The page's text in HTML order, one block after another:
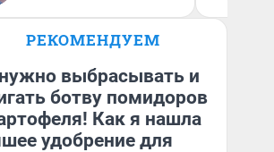
РЕКОМЕНДУЕМ
выбрасывать и
ботву помидоров
Как я нашла
удобрение для